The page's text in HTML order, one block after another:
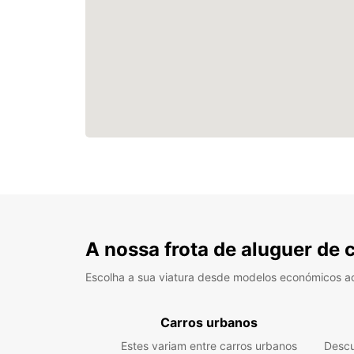
A nossa frota de aluguer de
Escolha a sua viatura desde modelos económicos
Carros urbanos
Estes variam entre carros urbanos